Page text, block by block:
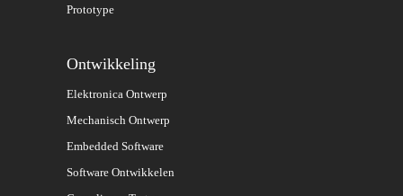
Prototype
Ontwikkeling
Elektronica Ontwerp
Mechanisch Ontwerp
Embedded Software
Software Ontwikkelen